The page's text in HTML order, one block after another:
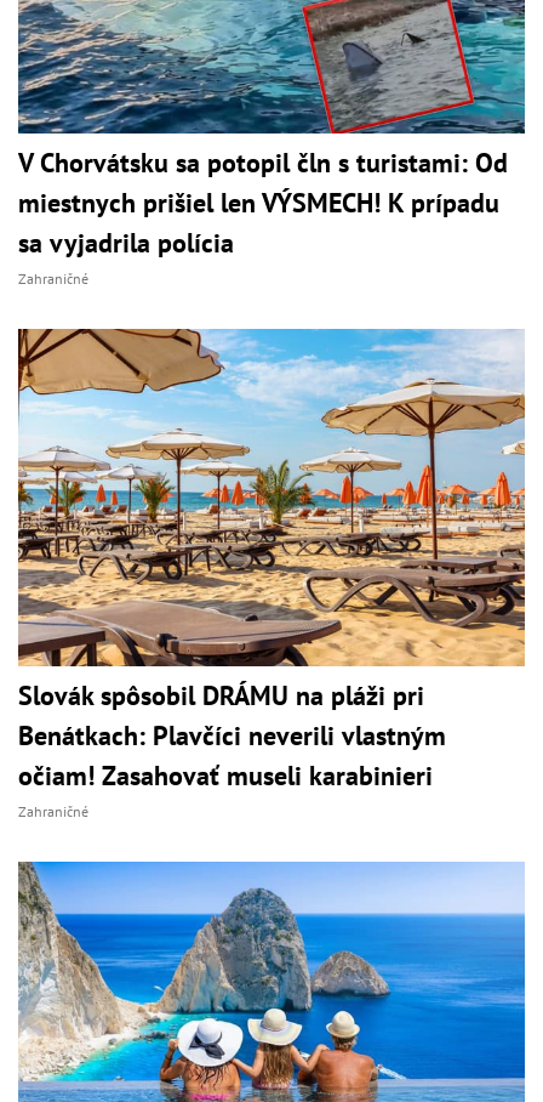
V Chorvátsku sa potopil čln s turistami: Od
miestnych prišiel len VÝSMECH! K prípadu
sa vyjadrila polícia
Zahraničné
Slovák spôsobil DRÁMU na pláži pri
Benátkach: Plavčíci neverili vlastným
očiam! Zasahovať museli karabinieri
Zahraničné